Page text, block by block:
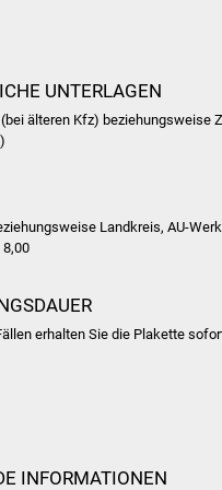
UNTERLAGEN
älteren Kfz) beziehungsweise
Landkreis, AU-
8,00
erhalten Sie die Plakette
INFORMATIONEN